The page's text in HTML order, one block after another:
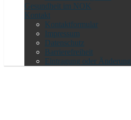
Gesundheit im NOK
Kontakt
Kontaktformular
Impressum
Datenschutz
Barrierefreiheit
Eintragung oder Änderung